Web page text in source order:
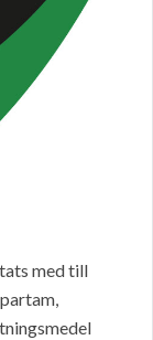
med till